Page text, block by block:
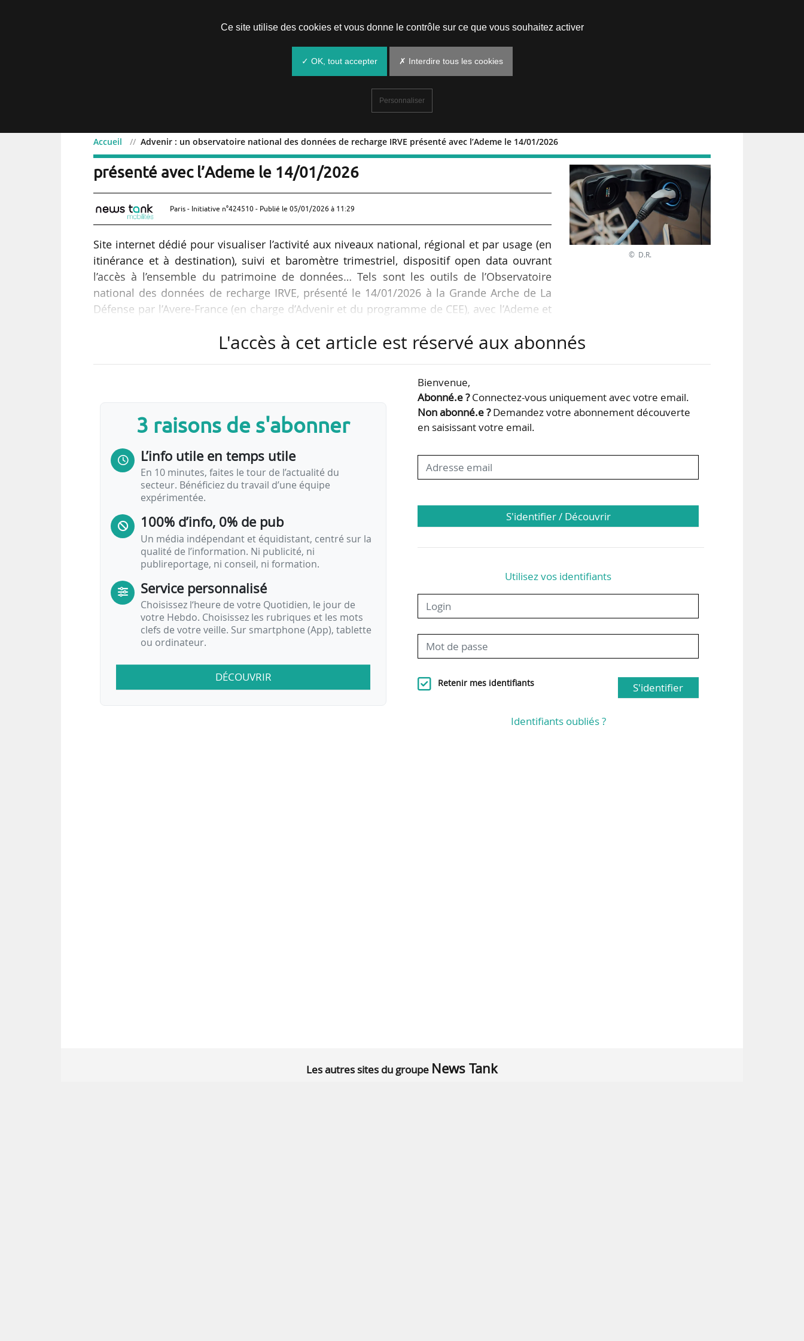
Accueil Advenir : un observatoire national des données de recharge IRVE présenté avec l’Ademe le 14/01/2026
Advenir : un observatoire national des données de recharge IRVE
présenté avec l’Ademe le 14/01/2026
Paris - Initiative n°424510 - Publié le 05/01/2026 à 11:29
Site internet dédié pour visualiser l’activité aux niveaux national, régional et par usage (en
itinérance et à destination), suivi et baromètre trimestriel, dispositif open data ouvrant
l’accès à l’ensemble du patrimoine de données… Tels sont les outils de l’Observatoire
national des données de recharge IRVE, présenté le 14/01/2026 à la Grande Arche de La
Défense par l’Avere-France (en charge d’Advenir et du programme de CEE), avec l’Ademe et
existantes de l’Avere-France, de la DGEC ou de l’Ademe. Il devra s’intégrer avec elles et avec
les référentiels et sources de données des acteurs publics ou privés (Open data…
© D.R.
L'accès à cet article est réservé aux abonnés
3 raisons de s'abonner
L’info utile en temps utile
En 10 minutes, faites le tour de l’actualité du
secteur. Bénéficiez du travail d’une équipe
expérimentée.
100% d’info, 0% de pub
Un média indépendant et équidistant, centré sur la
qualité de l’information. Ni publicité, ni
publireportage, ni conseil, ni formation.
Service personnalisé
Choisissez l‘heure de votre Quotidien, le jour de
votre Hebdo. Choisissez les rubriques et les mots
clefs de votre veille. Sur smartphone (App), tablette
ou ordinateur.
DÉCOUVRIR
Bienvenue,
Abonné.e ?Connectez-vous uniquement avec votre email.
Non abonné.e ?Demandez votre abonnement découverte
en saisissant votre email.
S'identifier / Découvrir
Utilisez vos identifiants
Retenir mes identifiants S'identifier
Identifiants oubliés ?
Les autres sites du groupe News Tank
Ce site utilise des cookies et vous donne le contrôle sur ce que vous souhaitez activer
✓ OK, tout accepter ✗ Interdire tous les cookies
Personnaliser